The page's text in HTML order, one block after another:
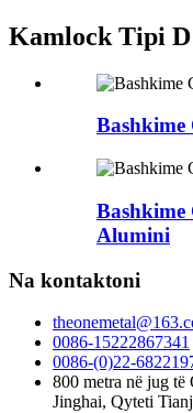
Kamlock Tipi D
Alumini
Na kontaktoni
0086-15222867341
0086-(0)22-
800 metra në jug të
Jinghai, Qyteti